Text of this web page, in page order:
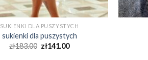
SUKIENKI DLA PUSZYSTYCH
sukienki dla puszystych
zł183.00 zł141.00